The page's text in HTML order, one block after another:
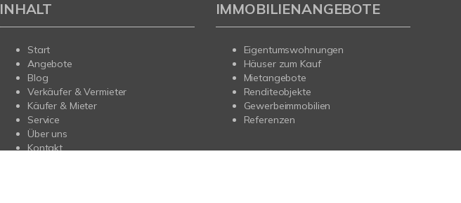
INHALT
Start
Angebote
Blog
Verkäufer & Vermieter
Käufer & Mieter
Service
Über uns
Kontakt
IMMOBILIENANGEBOTE
Eigentumswohnungen
Häuser zum Kauf
Mietangebote
Renditeobjekte
Gewerbeimmobilien
Referenzen